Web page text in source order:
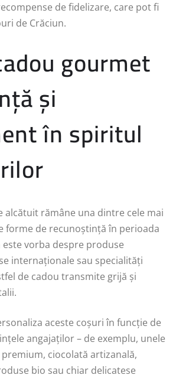
de fidelizare, care pot fi
de Crăciun.
gourmet
și
în spiritul
alcătuit rămâne una dintre cele mai
forme de recunoștință în perioada
este vorba despre produse
internaționale sau specialități
de cadou transmite grijă și
aceste coșuri în funcție de
angajaților – de exemplu, unele
ciocolată artizanală,
bio sau chiar delicatese